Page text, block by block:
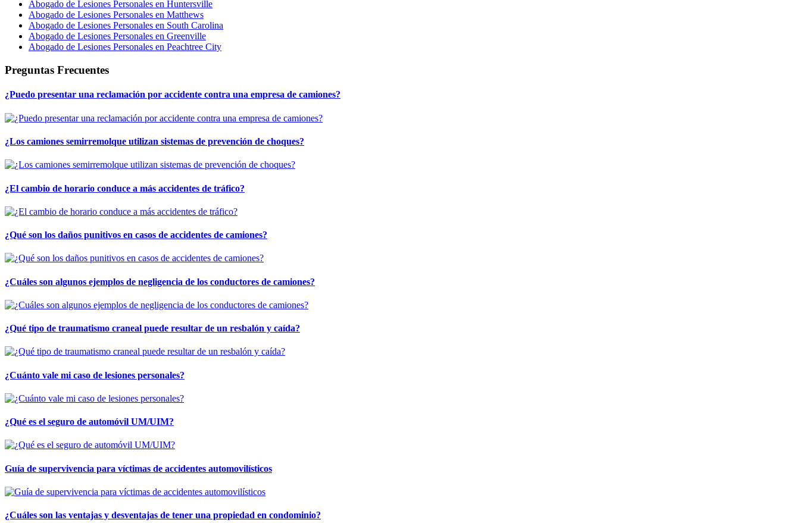
Abogado de Lesiones Personales en Huntersville
Abogado de Lesiones Personales en Matthews
Abogado de Lesiones Personales en South Carolina
Abogado de Lesiones Personales en Greenville
Abogado de Lesiones Personales en Peachtree City
Preguntas Frecuentes
¿Puedo presentar una reclamación por accidente contra una empresa de camiones?
¿Los camiones semirremolque utilizan sistemas de prevención de choques?
¿El cambio de horario conduce a más accidentes de tráfico?
¿Qué son los daños punitivos en casos de accidentes de camiones?
¿Cuáles son algunos ejemplos de negligencia de los conductores de camiones?
¿Qué tipo de traumatismo craneal puede resultar de un resbalón y caída?
¿Cuánto vale mi caso de lesiones personales?
¿Qué es el seguro de automóvil UM/UIM?
Guía de supervivencia para víctimas de accidentes automovilísticos
¿Cuáles son las ventajas y desventajas de tener una propiedad en condominio?